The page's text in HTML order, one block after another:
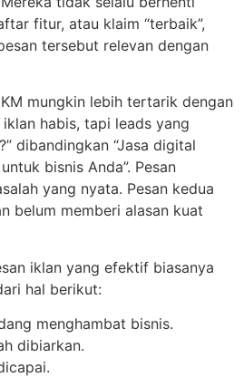
fitur, atau klaim “terbaik”,
tersebut relevan dengan
mungkin lebih tertarik dengan
habis, tapi leads yang
dibandingkan “Jasa digital
bisnis Anda”. Pesan
yang nyata. Pesan kedua
belum memberi alasan kuat
iklan yang efektif biasanya
hal berikut:
menghambat bisnis.
dibiarkan.